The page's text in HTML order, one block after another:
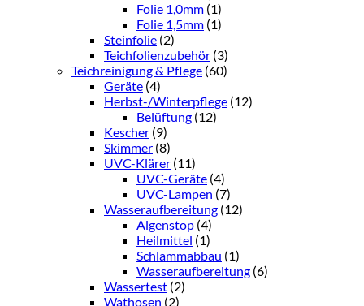
Folie 1,0mm (1)
Folie 1,5mm (1)
Steinfolie (2)
Teichfolienzubehör (3)
Teichreinigung & Pflege (60)
Geräte (4)
Herbst-/Winterpflege (12)
Belüftung (12)
Kescher (9)
Skimmer (8)
UVC-Klärer (11)
UVC-Geräte (4)
UVC-Lampen (7)
Wasseraufbereitung (12)
Algenstop (4)
Heilmittel (1)
Schlammabbau (1)
Wasseraufbereitung (6)
Wassertest (2)
Wathosen (2)